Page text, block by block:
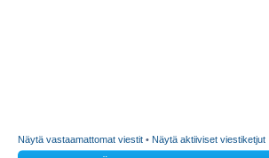
Näytä vastaamattomat viestit • Näytä aktiiviset viestiketjut